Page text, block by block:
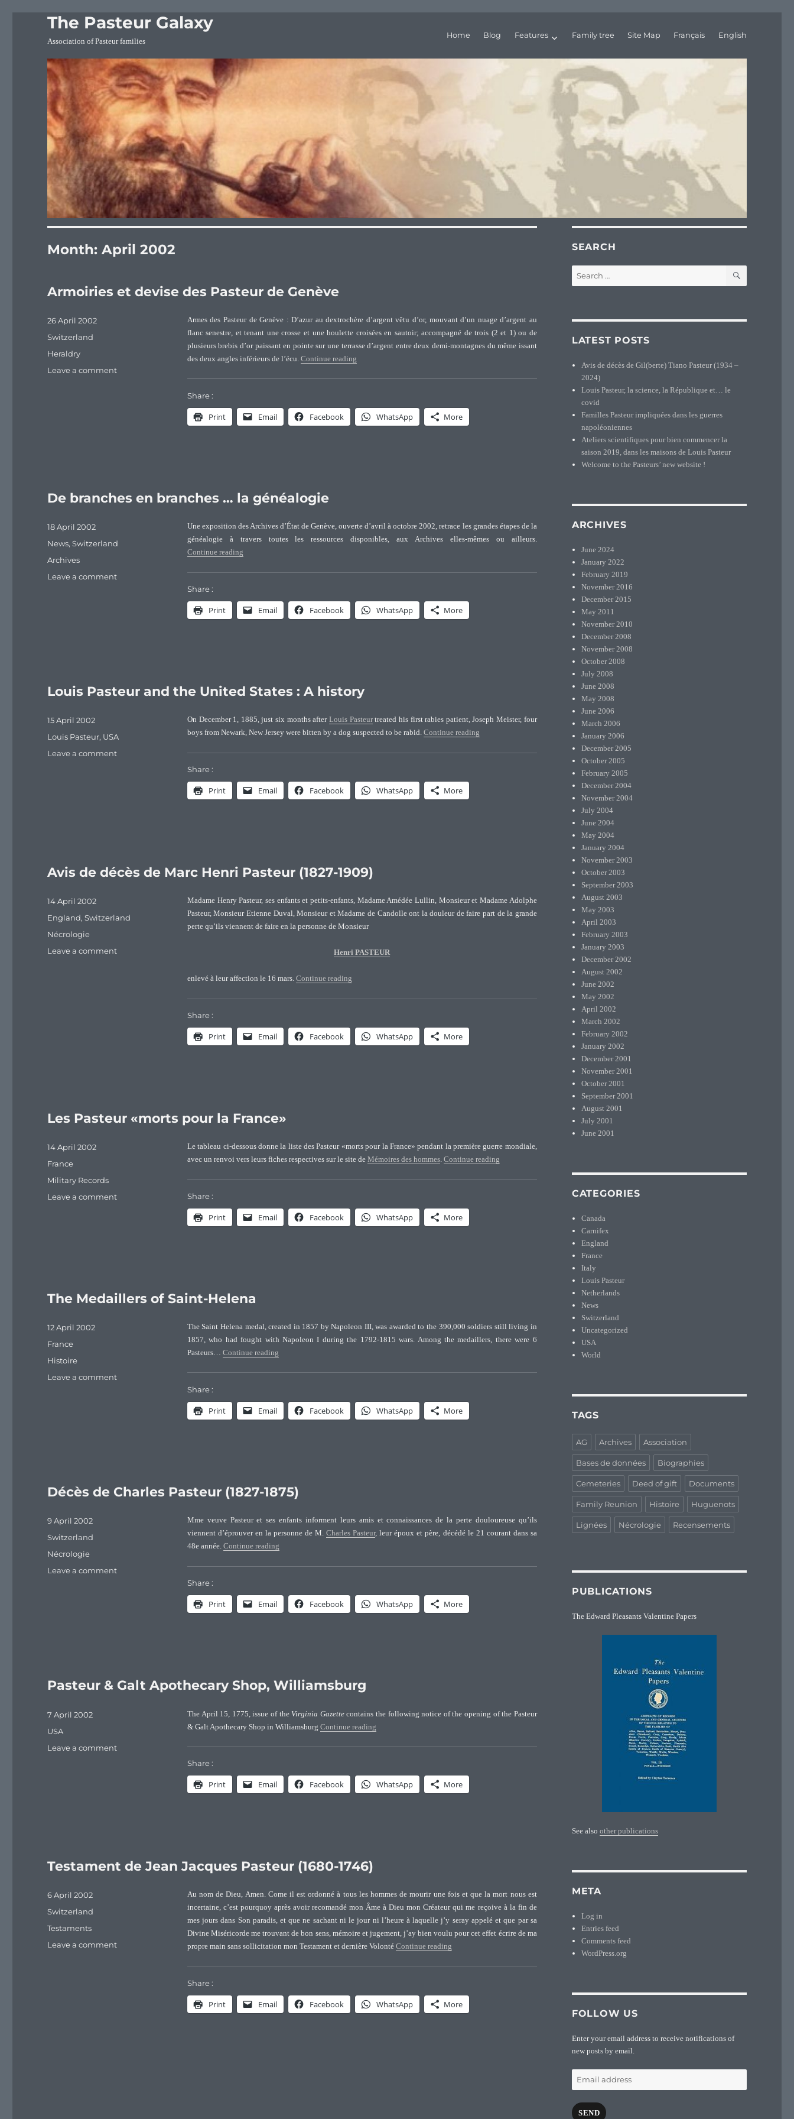
The Pasteur Galaxy
Association of Pasteur families
Home Blog Features Family tree Site Map Français English
Month:April 2002
Armoiries et devise des Pasteur de Genève
Armes des Pasteur de Genève : D’azur au dextrochère d’argent vêtu d’or, mouvant d’un nuage d’argent au
flanc senestre, et tenant une crosse et une houlette croisées en sautoir; accompagné de trois (2 et 1) ou de
plusieurs brebis d’or paissant en pointe sur une terrasse d’argent entre deux demi-montagnes du même issant
des deux angles inférieurs de l’écu. Continue reading“Armoiries et devise des Pasteur de Genève”
Share :
Print Email Facebook WhatsApp More
Posted
26 April 2002
Categories
Switzerland
Tags
Heraldry
Leave a commenton
De branches en branches … la généalogie
Une exposition des Archives d’État de Genève, ouverte d’avril à octobre 2002, retrace les grandes étapes de la
généalogie à travers toutes les ressources disponibles, aux Archives elles-mêmes ou ailleurs.
Continue reading“De branches en branches … la généalogie”
Share :
Print Email Facebook WhatsApp More
Posted
18 April 2002
Categories
News,Switzerland
Tags
Archives
Leave a commenton
Louis Pasteur and the United States : A history
On December 1, 1885, just six months after Louis Pasteurtreated his first rabies patient, Joseph Meister, four
boys from Newark, New Jersey were bitten by a dog suspected to be rabid. Continue reading“Louis Pasteur and the United States : A history”
Share :
Print Email Facebook WhatsApp More
Posted
on
15 April 2002
Categories
Louis Pasteur, USA
Leave a commenton
history
Avis de décès de Marc Henri Pasteur (1827-1909)
Madame Henry Pasteur, ses enfants et petits-enfants, Madame Amédée Lullin, Monsieur et Madame Adolphe
Pasteur, Monsieur Etienne Duval, Monsieur et Madame de Candolle ont la douleur de faire part de la grande
perte qu’ils viennent de faire en la personne de Monsieur
Henri PASTEUR
enlevé à leur affection le 16 mars. Continue reading“Avis de décès de Marc Henri Pasteur (1827-1909)”
Share :
Print Email Facebook WhatsApp More
Posted
14 April 2002
Categories
England,Switzerland
Tags
Nécrologie
Leave a commenton
Les Pasteur «morts pour la France»
Le tableau ci-dessous donne la liste des Pasteur «morts pour la France» pendant la première guerre mondiale,
avec un renvoi vers leurs fiches respectives sur le site de Mémoires des hommes. Continue reading“Les Pasteur «morts pour la France»”
Share :
Print Email Facebook WhatsApp More
Posted
14 April 2002
Categories
France
Tags
Military Records
Leave a commenton
The Medaillers of Saint-Helena
The Saint Helena medal, created in 1857 by Napoleon III, was awarded to the 390,000 soldiers still living in
1857, who had fought with Napoleon I during the 1792-1815 wars. Among the medaillers, there were 6
Pasteurs… Continue reading“The Medaillers of Saint-Helena”
Share :
Print Email Facebook WhatsApp More
Posted
12 April 2002
Categories
France
Tags
Histoire
Leave a commenton
Décès de Charles Pasteur (1827-1875)
Mme veuve Pasteur et ses enfants informent leurs amis et connaissances de la perte douloureuse qu’ils
viennent d’éprouver en la personne de M.Charles Pasteur, leur époux et père, décédé le 21 courant dans sa
48e année. Continue reading“Décès de Charles Pasteur (1827-1875)”
Share :
Print Email Facebook WhatsApp More
Posted
on
9 April 2002
Categories
Switzerland
Tags
Nécrologie
Leave a commenton
Pasteur & Galt Apothecary Shop, Williamsburg
The April 15, 1775, issue of the Virginia Gazettecontains the following notice of the opening of the Pasteur
& Galt Apothecary Shop in Williamsburg Continue reading“Pasteur & Galt Apothecary Shop, Williamsburg”
Share :
Print Email Facebook WhatsApp More
Posted
7 April 2002
Categories
USA
Leave a commenton
Testament de Jean Jacques Pasteur (1680-1746)
Au nom de Dieu, Amen. Come il est ordonné à tous les hommes de mourir une fois et que la mort nous est
incertaine, c’est pourquoy après avoir recomandé mon Âme à Dieu mon Créateur qui me reçoive à la fin de
mes jours dans Son paradis, et que ne sachant ni le jour ni l’heure à laquelle j’y seray appelé et que par sa
Divine Miséricorde me trouvant de bon sens, mémoire et jugement, j’ay bien voulu pour cet effet écrire de ma
propre main sans sollicitation mon Testament et dernière Volonté Continue reading“Testament de Jean Jacques Pasteur (1680-1746)”
Share :
Print Email Facebook WhatsApp More
Posted
6 April 2002
Categories
Switzerland
Tags
Testaments
Leave a commenton
SEARCH
for:
SEARCH
LATEST POSTS
Avis de décès de Gil(berte) Tiano Pasteur (1934 –
2024)
Louis Pasteur, la science, la République et… le
covid
Familles Pasteur impliquées dans les guerres
napoléoniennes
Ateliers scientifiques pour bien commencer la
saison 2019, dans les maisons de Louis Pasteur
Welcome to the Pasteurs’ new website !
ARCHIVES
June 2024
January 2022
February 2019
November 2016
December 2015
May 2011
November 2010
December 2008
November 2008
October 2008
July 2008
June 2008
May 2008
June 2006
March 2006
January 2006
December 2005
October 2005
February 2005
December 2004
November 2004
July 2004
June 2004
May 2004
January 2004
November 2003
October 2003
September 2003
August 2003
May 2003
April 2003
February 2003
January 2003
December 2002
August 2002
June 2002
May 2002
April 2002
March 2002
February 2002
January 2002
December 2001
November 2001
October 2001
September 2001
August 2001
July 2001
June 2001
CATEGORIES
Canada
Carnifex
England
France
Italy
Louis Pasteur
Netherlands
News
Switzerland
Uncategorized
USA
World
TAGS
AG Archives Association
Bases de données Biographies
Cemeteries Deed of gift Documents
Family Reunion Histoire Huguenots
Lignées Nécrologie Recensements
PUBLICATIONS
The Edward Pleasants Valentine Papers
See also other publications
META
Log in
Entries feed
Comments feed
WordPress.org
FOLLOW US
Enter your email address to receive notifications of
new posts by email.
address
SEND